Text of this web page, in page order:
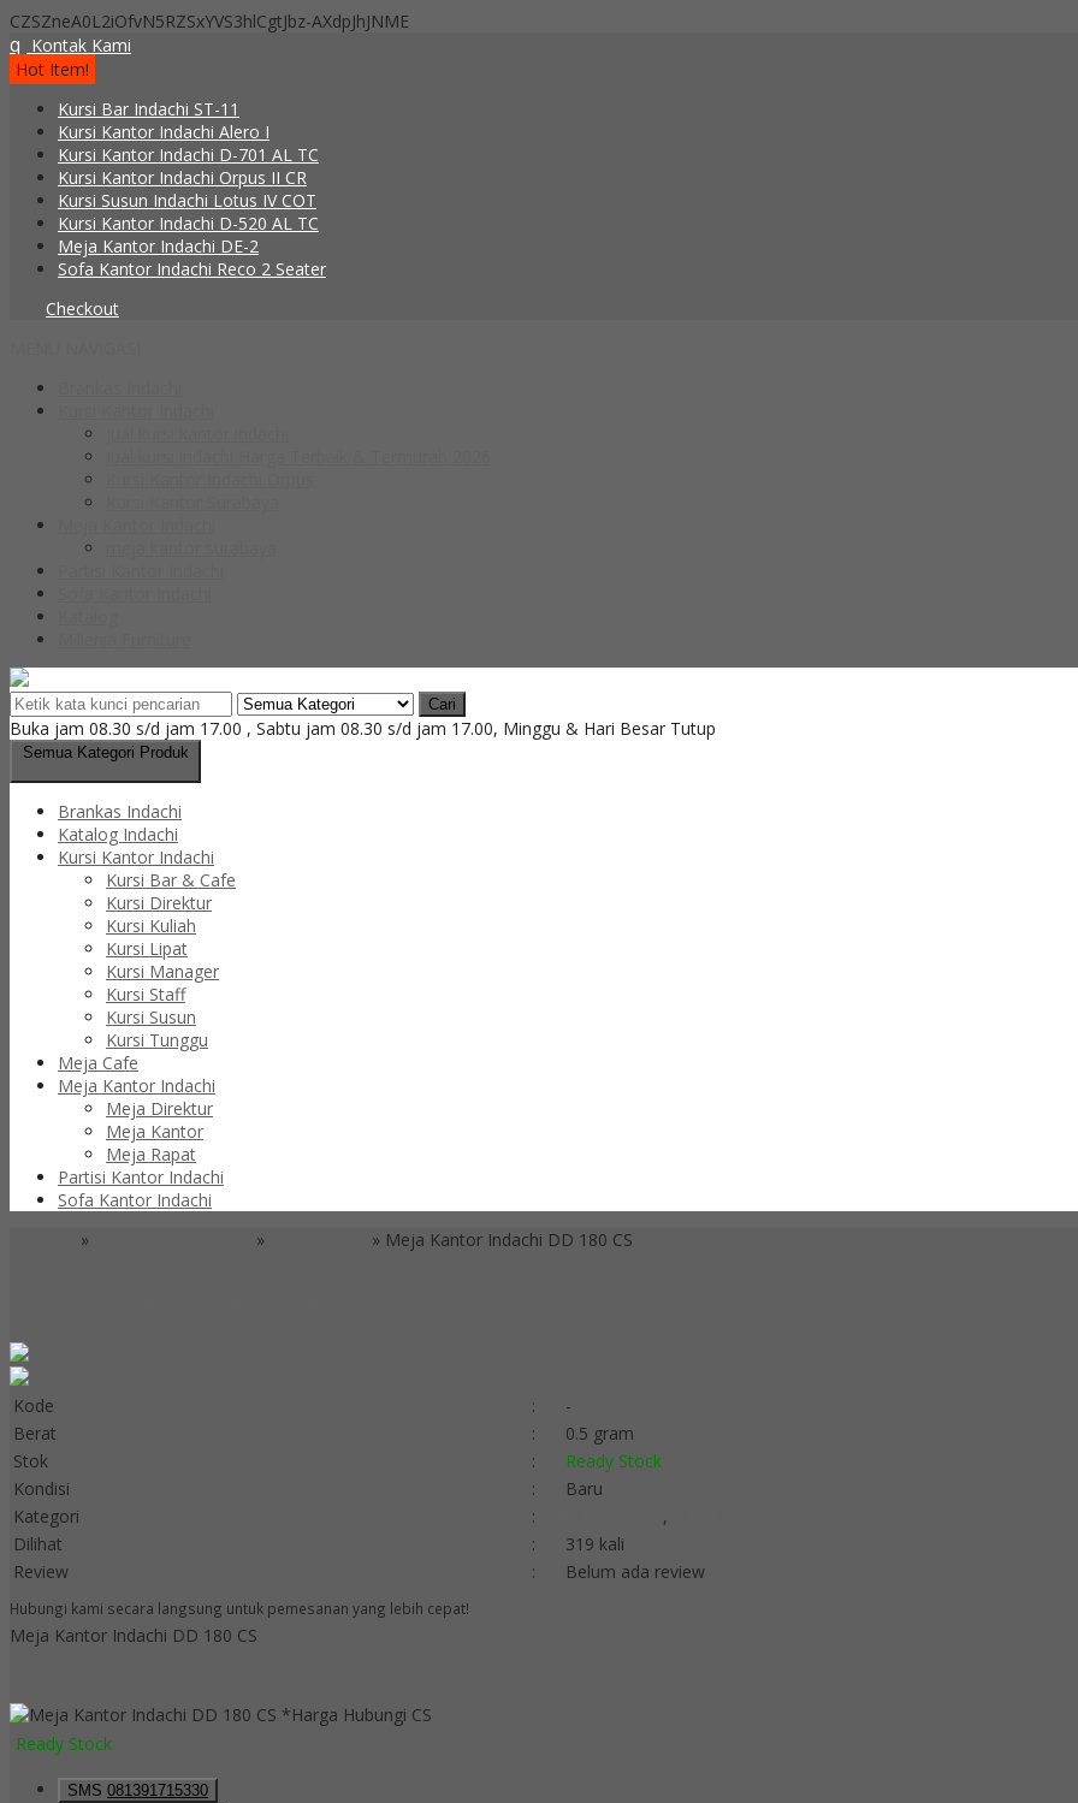
CZSZneA0L2iOfvN5RZSxYVS3hlCgtJbz-AXdpJhJNME
q Kontak Kami
Hot Item!
Kursi Bar Indachi ST-11
Kursi Kantor Indachi Alero I
Kursi Kantor Indachi D-701 AL TC
Kursi Kantor Indachi Orpus II CR
Kursi Susun Indachi Lotus IV COT
Kursi Kantor Indachi D-520 AL TC
Meja Kantor Indachi DE-2
Sofa Kantor Indachi Reco 2 Seater
Checkout
Cari
Buka jam 08.30 s/d jam 17.00 , Sabtu jam 08.30 s/d jam 17.00, Minggu & Hari Besar Tutup
Semua Kategori Produk
Brankas Indachi
Katalog Indachi
Kursi Kantor Indachi
Kursi Bar & Cafe
Kursi Direktur
Kursi Kuliah
Kursi Lipat
Kursi Manager
Kursi Staff
Kursi Susun
Kursi Tunggu
Meja Cafe
Meja Kantor Indachi
Meja Direktur
Meja Kantor
Meja Rapat
Partisi Kantor Indachi
Sofa Kantor Indachi
» » » Meja Kantor Indachi DD 180 CS
Kode :
-
Berat
:
0.5 gram
Stok
:
Ready Stock
Kondisi
:
Baru
Kategori
: ,
Dilihat
:
319 kali
Review
: Belum ada review
Hubungi kami secara langsung untuk pemesanan yang lebih cepat!
Meja Kantor Indachi DD 180 CS
*Harga Hubungi CS
Ready Stock
SMS 081391715330